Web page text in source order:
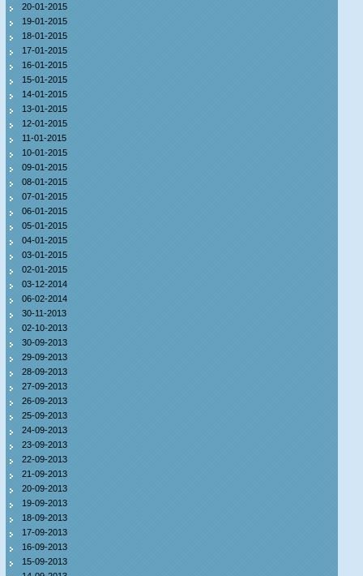
20-01-2015
19-01-2015
18-01-2015
17-01-2015
16-01-2015
15-01-2015
14-01-2015
13-01-2015
12-01-2015
11-01-2015
10-01-2015
09-01-2015
08-01-2015
07-01-2015
06-01-2015
05-01-2015
04-01-2015
03-01-2015
02-01-2015
03-12-2014
06-02-2014
30-11-2013
02-10-2013
30-09-2013
29-09-2013
28-09-2013
27-09-2013
26-09-2013
25-09-2013
24-09-2013
23-09-2013
22-09-2013
21-09-2013
20-09-2013
19-09-2013
18-09-2013
17-09-2013
16-09-2013
15-09-2013